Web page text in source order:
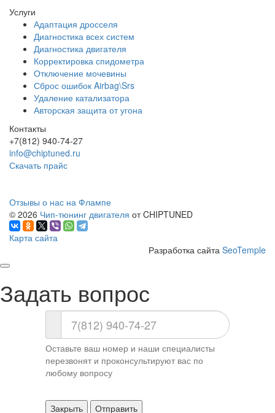
Услуги
Адаптация дросселя
Диагностика всех систем
Диагностика двигателя
Корректировка спидометра
Отключение мочевины
Сброс ошибок Airbag\Srs
Удаление катализатора
Авторская защита от угона
Контакты
+7(812) 940-74-27
info@chiptuned.ru
Скачать прайс
Отзывы о нас на Флампе
© 2026 Чип-тюнинг двигателя от CHIPTUNED
Карта сайта
Разработка сайта SeoTemple
Задать вопрос
Оставьте ваш номер и наши специалисты
перезвонят и проконсультируют вас по
любому вопросу
Закрыть Отправить